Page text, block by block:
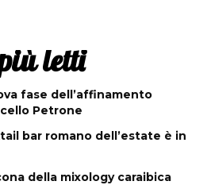
letti
fase dell’affinamento
Petrone
bar romano dell’estate è in
della mixology caraibica